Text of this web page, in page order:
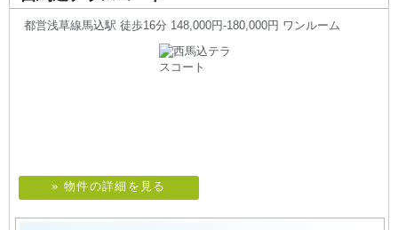
都営浅草線馬込駅 徒歩16分 148,000円-180,000円 ワンルーム
» 物件の詳細を見る